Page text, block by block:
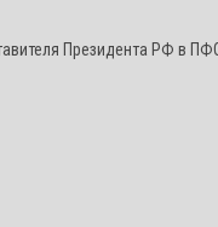
Президента РФ в